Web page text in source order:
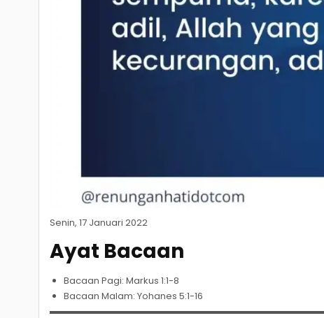
Senin, 17 Januari 2022
Ayat Bacaan
Bacaan Pagi: Markus 1:1-8
Bacaan Malam: Yohanes 5:1-16